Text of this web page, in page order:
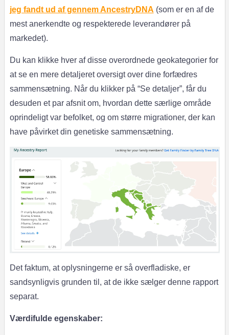
jeg fandt ud af gennem AncestryDNA (som er en af de
mest anerkendte og respekterede leverandører på
markedet).
Du kan klikke hver af disse overordnede geokategorier for
at se en mere detaljeret oversigt over dine forfædres
sammensætning. Når du klikker på “Se detaljer”, får du
desuden et par afsnit om, hvordan dette særlige område
oprindeligt var befolket, og om større migrationer, der kan
have påvirket din genetiske sammensætning.
Det faktum, at oplysningerne er så overfladiske, er
sandsynligvis grunden til, at de ikke sælger denne rapport
separat.
Værdifulde egenskaber: